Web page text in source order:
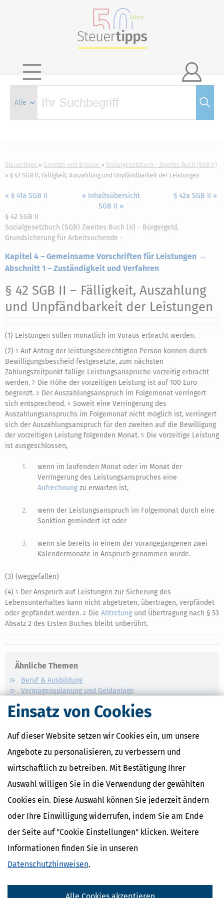
Einsatz von Cookies
Auf dieser Website setzen wir Cookies ein, um unsere
Angebote zu personalisieren, zu verbessern und
wirtschaftlich zu betreiben. Mit Bestätigung Ihrer
Auswahl willigen Sie in die Verwendung der gewählten
Cookies ein. Diese Auswahl können Sie jederzeit ändern
oder Ihre Einwilligung widerrufen, indem Sie am Ende
der Seite auf "Cookie Einstellungen" klicken. Weitere
Informationen finden Sie in unseren
Datenschutzhinweisen.
Alle Cookies akzeptieren

Steuertipps Gesetze und Erlasse
Sozialgesetzbuch - Zweites Buch (SGB II)
§ 42 SGB II, Fälligkeit, Auszahlung und Unpfändbarkeit der Leistungen
« § 41a SGB II
« Inhaltsübersicht
SGB II »
§ 42a SGB II »
§ 42 SGB II
Sozialgesetzbuch (SGB) Zweites Buch (II) - Bürgergeld,
Grundsicherung für Arbeitsuchende -
Kapitel 4 – Gemeinsame Vorschriften für Leistungen →
Abschnitt 1 – Zuständigkeit und Verfahren
§ 42 SGB II – Fälligkeit, Auszahlung
und Unpfändbarkeit der Leistungen
(1) Leistungen sollen monatlich im Voraus erbracht werden.
(2) 1 Auf Antrag der leistungsberechtigten Person können durch
Bewilligungsbescheid festgesetzte, zum nächsten
Zahlungszeitpunkt fällige Leistungsansprüche vorzeitig erbracht
werden. 2 Die Höhe der vorzeitigen Leistung ist auf 100 Euro
begrenzt. 3 Der Auszahlungsanspruch im Folgemonat verringert
sich entsprechend. 4 Soweit eine Verringerung des
Auszahlungsanspruchs im Folgemonat nicht möglich ist, verringert
sich der Auszahlungsanspruch für den zweiten auf die Bewilligung
der vorzeitigen Leistung folgenden Monat. 5 Die vorzeitige Leistung
ist ausgeschlossen,
1.
wenn im laufenden Monat oder im Monat der
Verringerung des Leistungsanspruches eine
Aufrechnung zu erwarten ist,
2.
wenn der Leistungsanspruch im Folgemonat durch eine
Sanktion gemindert ist oder
3.
wenn sie bereits in einem der vorangegangenen zwei
Kalendermonate in Anspruch genommen wurde.
(3) (weggefallen)
(4) 1
Der Anspruch auf Leistungen zur Sicherung des
Lebensunterhaltes kann nicht abgetreten, übertragen, verpfändet
oder gepfändet werden. 2 Die Abtretung und Übertragung nach § 53
Absatz 2 des Ersten Buches bleibt unberührt.
Ähnliche Themen
Beruf & Ausbildung
Vermögensplanung und Geldanlage
Mindestlohn
Abfindung
Anwesenheitsprämien
Apothekerzuschüsse